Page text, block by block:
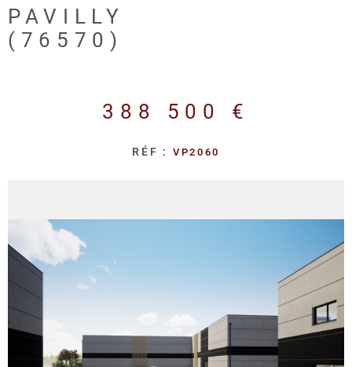
PAVILLY
(76570)
388 500 €
RÉF :VP2060